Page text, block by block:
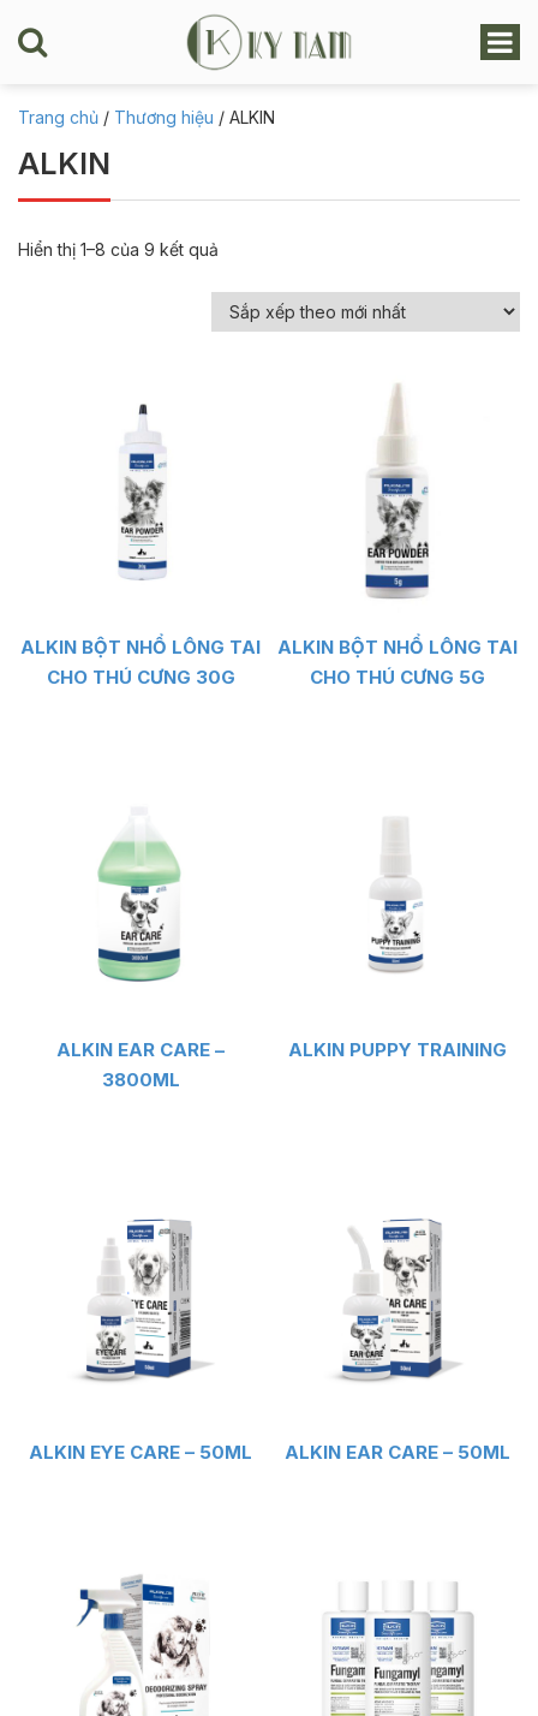
Trang chủ / Thương hiệu / ALKIN
ALKIN
Hiển thị 1–8 của 9 kết quả
ALKIN BỘT NHỔ LÔNG TAI
CHO THÚ CƯNG 30G
ALKIN BỘT NHỔ LÔNG TAI
CHO THÚ CƯNG 5G
ALKIN EAR CARE –
3800ML
ALKIN PUPPY TRAINING
ALKIN EYE CARE – 50ML ALKIN EAR CARE – 50ML